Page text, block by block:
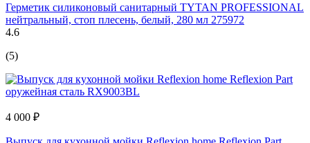
Герметик силиконовый санитарный TYTAN PROFESSIONAL
нейтральный, стоп плесень, белый, 280 мл 275972
4.6
(5)
4 000 ₽